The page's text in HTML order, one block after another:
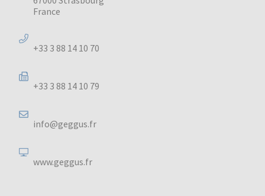
France
+33 3 88 14 10 70
+33 3 88 14 10 79
info@geggus.fr
www.geggus.fr